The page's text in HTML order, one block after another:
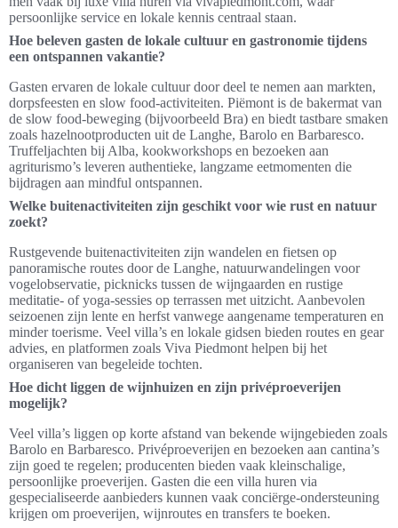
persoonlijke service en lokale kennis centraal staan.
Hoe beleven gasten de lokale cultuur en gastronomie tijdens
een ontspannen vakantie?
Gasten ervaren de lokale cultuur door deel te nemen aan markten,
dorpsfeesten en slow food-activiteiten. Piëmont is de bakermat van
de slow food-beweging (bijvoorbeeld Bra) en biedt tastbare smaken
zoals hazelnootproducten uit de Langhe, Barolo en Barbaresco.
Truffeljachten bij Alba, kookworkshops en bezoeken aan
agriturismo’s leveren authentieke, langzame eetmomenten die
bijdragen aan mindful ontspannen.
Welke buitenactiviteiten zijn geschikt voor wie rust en natuur
zoekt?
Rustgevende buitenactiviteiten zijn wandelen en fietsen op
panoramische routes door de Langhe, natuurwandelingen voor
vogelobservatie, picknicks tussen de wijngaarden en rustige
meditatie- of yoga-sessies op terrassen met uitzicht. Aanbevolen
seizoenen zijn lente en herfst vanwege aangename temperaturen en
minder toerisme. Veel villa’s en lokale gidsen bieden routes en gear
advies, en platformen zoals Viva Piedmont helpen bij het
organiseren van begeleide tochten.
Hoe dicht liggen de wijnhuizen en zijn privéproeverijen
mogelijk?
Veel villa’s liggen op korte afstand van bekende wijngebieden zoals
Barolo en Barbaresco. Privéproeverijen en bezoeken aan cantina’s
zijn goed te regelen; producenten bieden vaak kleinschalige,
persoonlijke proeverijen. Gasten die een villa huren via
gespecialiseerde aanbieders kunnen vaak conciërge-ondersteuning
krijgen om proeverijen, wijnroutes en transfers te boeken.